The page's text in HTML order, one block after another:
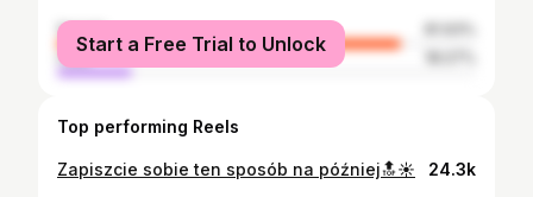
female
male
Start a Free Trial to Unlock
Top performing Reels
Zapiszcie sobie ten sposób na później🔝☀️ 24.3k